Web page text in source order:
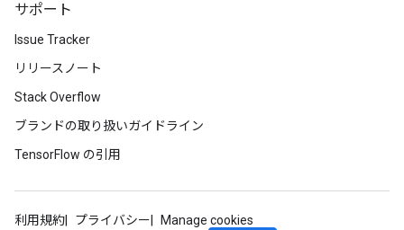
サポート
Issue Tracker
リリースノート
Stack Overflow
ブランドの取り扱いガイドライン
TensorFlow の引用
利用規約 プライバシー
Manage cookies